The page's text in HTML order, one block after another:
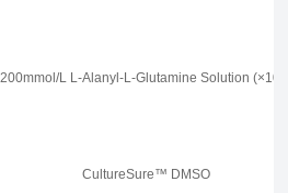
200mmol/L L-Alanyl-L-Glutamine Solution
CultureSure™ DMSO